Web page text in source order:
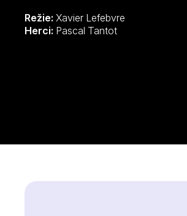
Odvážným, bouřlivým, vizionářským…
Režie: Xavier Lefebvre
Herci: Pascal Tantot